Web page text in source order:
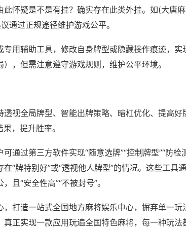
怀疑是不是有挂？确实存在此类外挂。如(大唐
通过正规途径维护游戏公平。
用辅助工具，修改自身牌型或隐藏操作痕迹，实
，但需注意遵守游戏规则，维护公平环境。
视全局牌型、智能出牌策略、暗杠优化、提高好
，提升胜率。
通过第三方软件实现“随意选牌”“控制牌型”“防检
“牌特别好”或“透视他人牌型”的情况。这些工具
且“安全性高”“不被封号”。
打造一站式全国地方麻将娱乐中心，摒弃单一玩
正实现一款应用玩遍全国特色麻将，每一种玩法